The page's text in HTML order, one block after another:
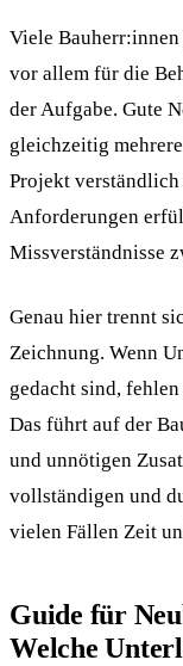
Viele Bauherr:innen
vor allem für die
der Aufgabe. Gute
gleichzeitig
Projekt
Anforderungen
Missverständnisse
Genau hier trennt
Zeichnung. Wenn
gedacht sind,
Das führt auf der
und unnötigen
vollständigen und
vielen Fällen Zeit
Guide für
Welche